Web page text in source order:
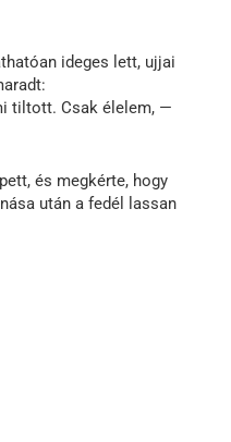
ideges lett, ujjai
tiltott. Csak élelem, —
és megkérte, hogy
után a fedél lassan